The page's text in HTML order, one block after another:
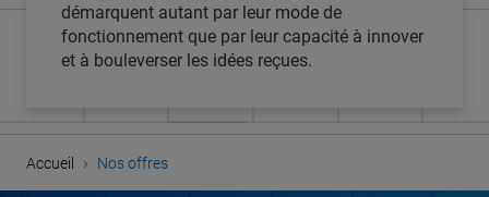
démarquent autant par leur mode de
fonctionnement que par leur capacité à innover
et à bouleverser les idées reçues.
Accueil › Nos offres